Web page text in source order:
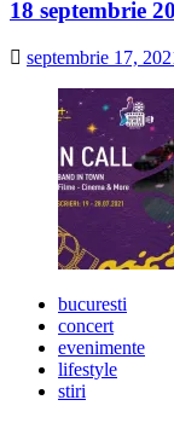
18 septembrie
septembrie 17,
bucuresti
concert
evenimente
lifestyle
stiri